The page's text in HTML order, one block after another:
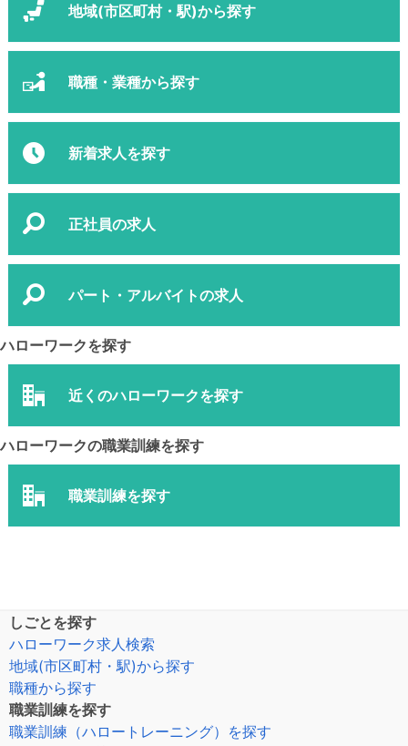
地域(市区町村・駅)から探す
職種・業種から探す
新着求人を探す
正社員の求人
パート・アルバイトの求人
ハローワークを探す
近くのハローワークを探す
ハローワークの職業訓練を探す
職業訓練を探す
しごとを探す
ハローワーク求人検索
地域(市区町村・駅)から探す
職種から探す
職業訓練を探す
職業訓練（ハロートレーニング）を探す